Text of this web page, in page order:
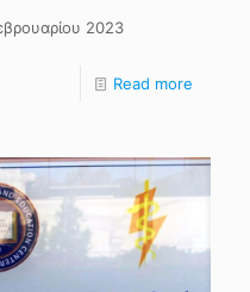
2023
Read more